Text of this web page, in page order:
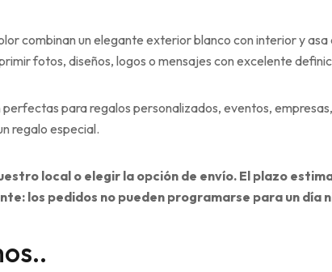
combinan un elegante exterior blanco con interior y
fotos, diseños, logos o mensajes con excelente
perfectas para regalos personalizados, eventos,
regalo especial.
local o elegir la opción de envío. El plazo
los pedidos no pueden programarse para un